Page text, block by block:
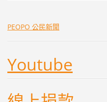
PEOPO 公民新聞
Youtube